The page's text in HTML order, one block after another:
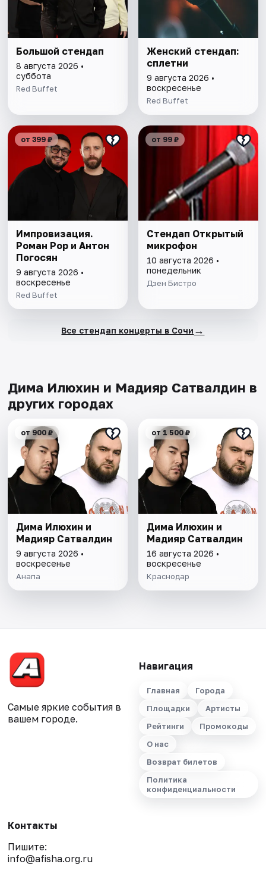
Большой стендап
8 августа 2026 •
суббота
Red Buffet
Женский стендап:
сплетни
9 августа 2026 •
воскресенье
Red Buffet
от 399 ₽
Импровизация.
Роман Рор и Антон
Погосян
9 августа 2026 •
воскресенье
Red Buffet
от 99 ₽
Стендап Открытый
микрофон
10 августа 2026 •
понедельник
Дзен Бистро
Все стендап концерты в Сочи →
Дима Илюхин и Мадияр Сатвалдин в
других городах
от 900 ₽
Дима Илюхин и
Мадияр Сатвалдин
9 августа 2026 •
воскресенье
Анапа
от 1 500 ₽
Дима Илюхин и
Мадияр Сатвалдин
16 августа 2026 •
воскресенье
Краснодар
Самые яркие события в
вашем городе.
Навигация
Главная
Города
Площадки
Артисты
Рейтинги
Промокоды
О нас
Возврат билетов
Политика
конфиденциальности
Контакты
Пишите:
info@afisha.org.ru